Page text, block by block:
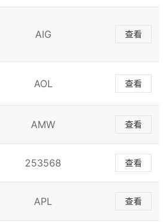
AIG 查看
AOL 查看
AMW 查看
253568 查看
APL 查看